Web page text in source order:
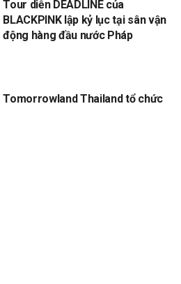
Tour diễn DEADLINE của
BLACKPINK lập kỷ lục tại sân vận
động hàng đầu nước Pháp
Tomorrowland Thailand tổ chức